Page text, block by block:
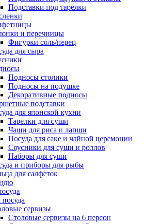
Подставки под тарелки
и перечницы
Фигурки соль/перец
для сыра
Подносы столики
Подносы на подушке
Декоративные подносы
подставки
для японской кухни
Тарелки для суши
Чаши для риса и лапши
Посуда для саке и чайной церемонии
Соусники для суши и роллов
Наборы для суши
и приборы для рыбы
для салфеток
сервизы
Столовые сервизы на 6 персон